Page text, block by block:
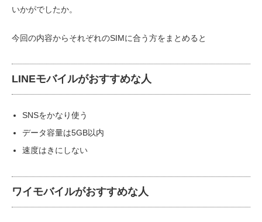
いかがでしたか。
今回の内容からそれぞれのSIMに合う方をまとめると
LINEモバイルがおすすめな人
SNSをかなり使う
データ容量は5GB以内
速度はきにしない
ワイモバイルがおすすめな人